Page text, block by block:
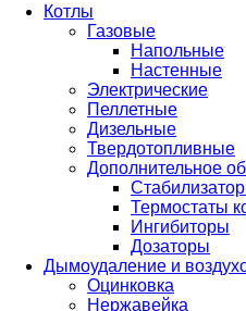
Котлы
Газовые
Напольные
Настенные
Электрические
Пеллетные
Дизельные
Твердотопливные
Дополнительное
Термостаты
Ингибиторы
Дозаторы
Дымоудаление и
Оцинковка
Нержавейка